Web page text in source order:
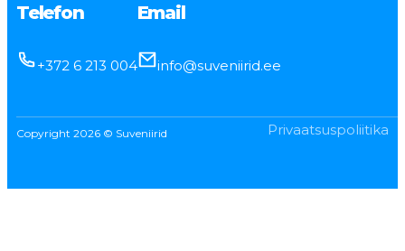
Telefon
+372 6 213 004
Email
info@suveniirid.ee
Copyright 2026 © Suveniirid Privaatsuspoliitika